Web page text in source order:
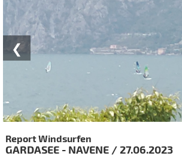
❮
Report Windsurfen
GARDASEE - NAVENE /27.06.2023